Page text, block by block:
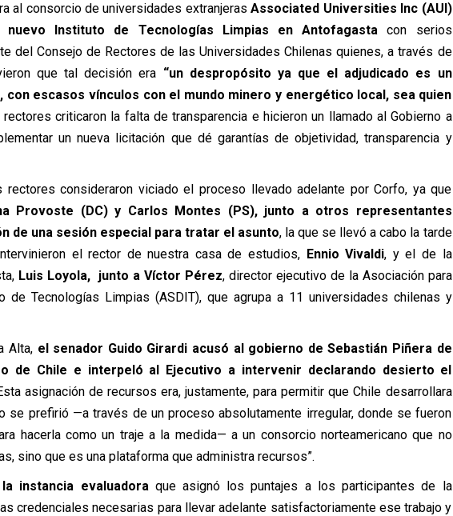
al consorcio de universidades extranjerasAssociated Universities Inc (AUI)
nuevo Instituto de Tecnologías Limpias en Antofagasta con serios
del Consejo de Rectores de las Universidades Chilenas quienes, a través de
que tal decisión era “un despropósito ya que el adjudicado es un
con escasos vínculos con el mundo minero y energético local, sea quien
criticaron la falta de transparencia e hicieron un llamado al Gobierno a
un nueva licitación que dé garantías de objetividad, transparencia y
consideraron viciado el proceso llevado adelante por Corfo, ya que
Provoste (DC) y Carlos Montes (PS), junto a otros representantes
de una sesión especial para tratar el asunto, la que se llevó a cabo la tarde
el rector de nuestra casa de estudios, Ennio Vivaldi, y el de la
Luis Loyola, junto a Víctor Pérez, director ejecutivo de la Asociación para
de Tecnologías Limpias (ASDIT), que agrupa a 11 universidades chilenas y
Alta, el senador Guido Girardi acusó al gobierno de Sebastián Piñera de
de Chile e interpeló al Ejecutivo a intervenir declarando desierto el
asignación de recursos era, justamente, para permitir que Chile desarrollara
se prefirió —a través de un proceso absolutamente irregular, donde se fueron
hacerla como un traje a la medida— a un consorcio norteamericano que no
sino que es una plataforma que administra recursos”.
instancia evaluadoraque asignó los puntajes a los participantes de la
credenciales necesarias para llevar adelante satisfactoriamente ese trabajo y